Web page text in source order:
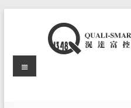
滉
Menu